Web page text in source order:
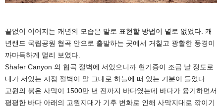
끝없이 이어지는 캐년의 모습은 말로 표현할 방법이 별로 없었다. 캐
년랜드 국립공원 협곡 안으로 출발하는 곳에서 거칠고 광활한 풍경이
까마득하게 멀리 보였다.
Shafer Canyon 의 협곡 절벽에 서있으니까 현기증이 조금 날 정도로
내가 서있는 지점 절벽이 말 그대로 하늘에 떠 있는 기분이 들었다.
고원의 붉은 사막이 1500만 년 전까지 바다였는데 바다가 융기하면서
평평한 바다 아래의 고원지대가 기후 변화로 인해 사막지대로 깎이기